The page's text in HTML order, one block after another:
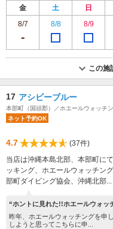
金 土 日
8/7
8/8 8/9
この施
17 アシビーブルー
本部町（国頭郡）／ホエールウォッチ
ネット予約OK
4.7
(37件)
当店は沖縄本島北部、本部町に
ッキング、ホエールウォッチン
部町ダイビング協会、沖縄北部...
“ホントに見れた!!ホエールウォッ
昨年、ホエールウォッチングを申
しようと思ってこちらに申...